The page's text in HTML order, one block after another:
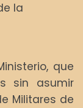
la
que
sin asumir
Militares de